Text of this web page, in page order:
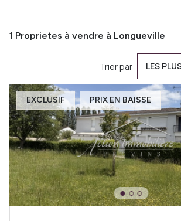
1 Proprietes à vendre à Longueville
Trier par LES
EXCLUSIF PRIX EN BAISSE